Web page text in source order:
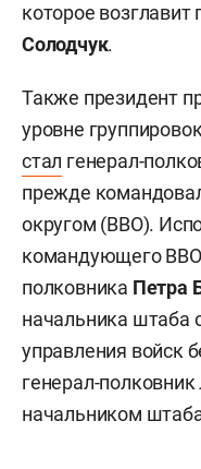
которое возглавит
Солодчук.
Также президент
уровне
стал генерал-
прежде
округом (ВВО).
командующего ВВО
полковника Петра
начальника штаба
управления войск
генерал-
начальником